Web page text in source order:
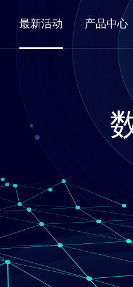
最新活动 产品中心